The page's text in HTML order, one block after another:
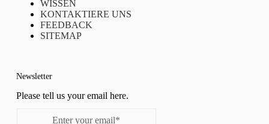
WISSEN
KONTAKTIERE UNS
FEEDBACK
SITEMAP
Newsletter
Please tell us your email here.